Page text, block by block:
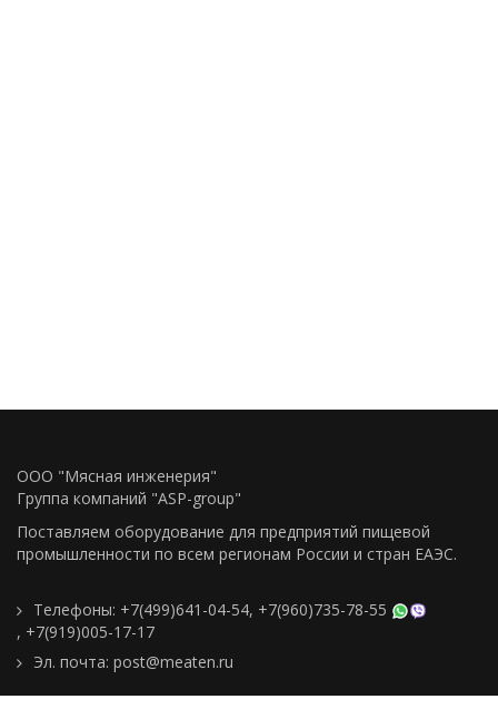
ООО "Мясная инженерия"
Группа компаний "ASP-group"
Поставляем оборудование для предприятий пищевой
промышленности по всем регионам Росcии и стран ЕАЭС.
Телефоны: +7(499)641-04-54, +7(960)735-78-55
, +7(919)005-17-17
Эл. почта: post@meaten.ru